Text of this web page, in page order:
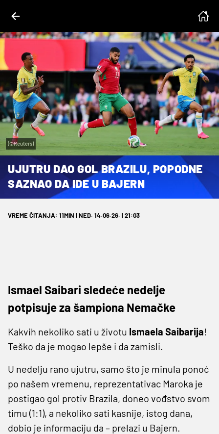
(©Reuters)
UJUTRU DAO GOL BRAZILU, POPODNE
SAZNAO DA IDE U BAJERN
VREME ČITANJA: 11MIN | NED. 14.06.26. | 21:03
Ismael Saibari sledeće nedelje
potpisuje za šampiona Nemačke
Kakvih nekoliko sati u životu Ismaela Saibarija!
Teško da je mogao lepše i da zamisli.
U nedelju rano ujutru, samo što je minula ponoć
po našem vremenu, reprezentativac Maroka je
postigao gol protiv Brazila, doneo vođstvo svom
timu (1:1), a nekoliko sati kasnije, istog dana,
dobio je informaciju da – prelazi u Bajern.